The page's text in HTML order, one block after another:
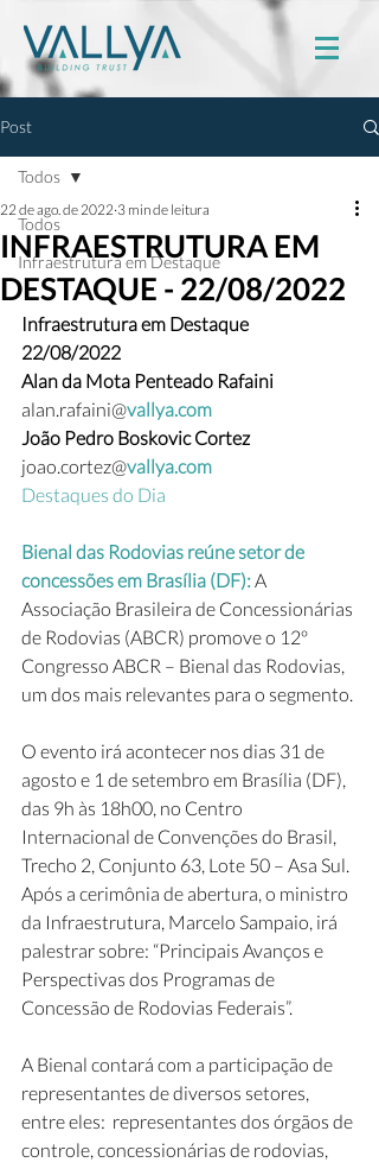
Post
Todos
Infraestrutura em Destaque
Todos
INFRAESTRUTURA EM
DESTAQUE - 22/08/2022
22 de ago. de 2022 3 min de leitura
Infraestrutura em Destaque
22/08/2022
Alan da Mota Penteado Rafaini
alan.rafaini@vallya.com
João Pedro Boskovic Cortez
joao.cortez@vallya.com
Destaques do Dia
Bienal das Rodovias reúne setor de
concessões em Brasília (DF): A
Associação Brasileira de Concessionárias
de Rodovias (ABCR) promove o 12º
Congresso ABCR – Bienal das Rodovias,
um dos mais relevantes para o segmento.
O evento irá acontecer nos dias 31 de
agosto e 1 de setembro em Brasília (DF),
das 9h às 18h00, no Centro
Internacional de Convenções do Brasil,
Trecho 2, Conjunto 63, Lote 50 – Asa Sul.
Após a cerimônia de abertura, o ministro
da Infraestrutura, Marcelo Sampaio, irá
palestrar sobre: “Principais Avanços e
Perspectivas dos Programas de
Concessão de Rodovias Federais”.
A Bienal contará com a participação de
representantes de diversos setores,
entre eles:  representantes dos órgãos de
controle, concessionárias de rodovias,